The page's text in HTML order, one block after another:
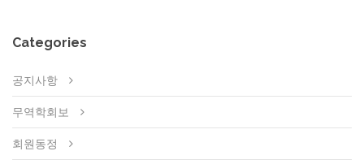
Categories
공지사항
무역학회보
회원동정